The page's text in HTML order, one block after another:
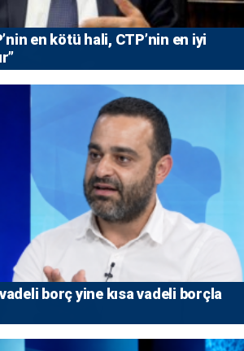
en kötü hali, CTP’nin en iyi
borç yine kısa vadeli borçla